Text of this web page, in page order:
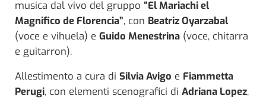
musica dal vivo del gruppo “El Mariachi el
Magnifico de Florencia”, con Beatriz Oyarzabal
(voce e vihuela) e Guido Menestrina(voce, chitarra
e guitarron).
Allestimento a cura di Silvia Avigo e Fiammetta
Perugi, con elementi scenografici di Adriana Lopez,